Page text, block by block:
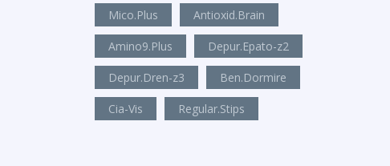
Mico.Plus Antioxid.Brain
Amino9.Plus Depur.Epato-z2
Depur.Dren-z3 Ben.Dormire
Cia-Vis Regular.Stips